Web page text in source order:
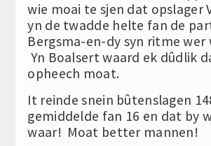
wie moai te sjen dat opslager
yn de twadde helte fan de
Bergsma-en-dy syn ritme wer
Yn Boalsert waard ek dûdlik
opheech moat.
It reinde snein bûtenslagen
gemiddelde fan 16 en dat by
waar! Moat better mannen!